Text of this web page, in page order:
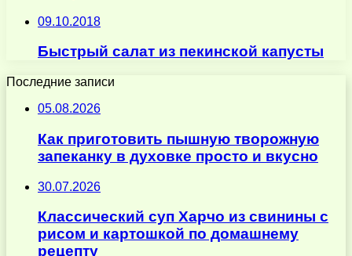
09.10.2018
Быстрый салат из пекинской капусты
Последние записи
05.08.2026
Как приготовить пышную творожную
запеканку в духовке просто и вкусно
30.07.2026
Классический суп Харчо из свинины с
рисом и картошкой по домашнему
рецепту